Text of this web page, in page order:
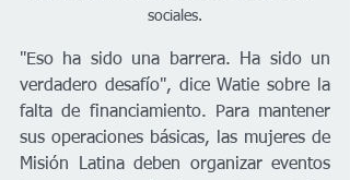
sociales.
"Eso ha sido una barrera. Ha sido un
verdadero desafío", dice Watie sobre la
falta de financiamiento. Para mantener
sus operaciones básicas, las mujeres de
Misión Latina deben organizar eventos